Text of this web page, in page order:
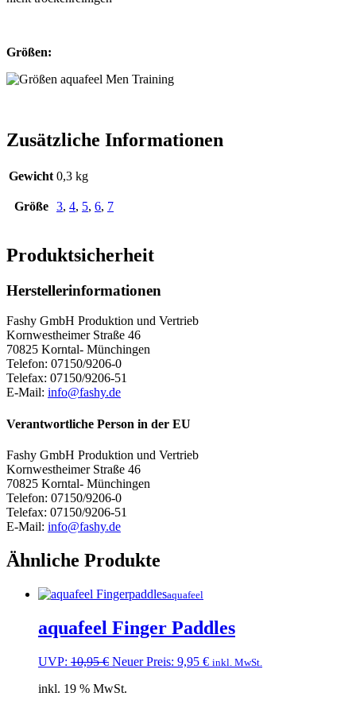
Größen:
Zusätzliche Informationen
Gewicht 0,3 kg
Größe 3, 4, 5, 6, 7
Produktsicherheit
Herstellerinformationen
Fashy GmbH Produktion und Vertrieb
Kornwestheimer Straße 46
70825 Korntal- Münchingen
Telefon: 07150/9206-0
Telefax: 07150/9206-51
E-Mail: info@fashy.de
Verantwortliche Person in der EU
Fashy GmbH Produktion und Vertrieb
Kornwestheimer Straße 46
70825 Korntal- Münchingen
Telefon: 07150/9206-0
Telefax: 07150/9206-51
E-Mail: info@fashy.de
Ähnliche Produkte
aquafeel
aquafeel Finger Paddles
UVP: 10,95€ Ursprünglicher
war:
Neuer Preis: 9,95 €Aktueller
inkl. MwSt.
inkl. 19 % MwSt.